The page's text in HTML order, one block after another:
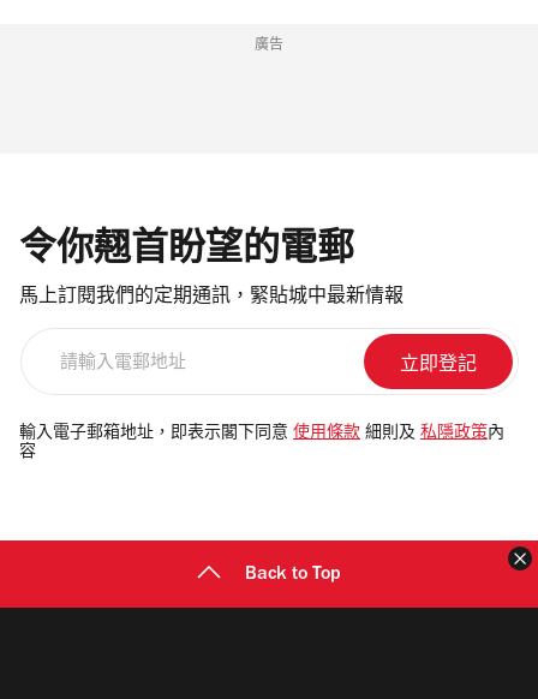
廣告
令你翹首盼望的電郵
馬上訂閱我們的定期通訊，緊貼城中最新情報
電
郵
輸入電子郵箱地址，即表示閣下同意 使用條款 細則及 私隱政策 內
容
Back to Top